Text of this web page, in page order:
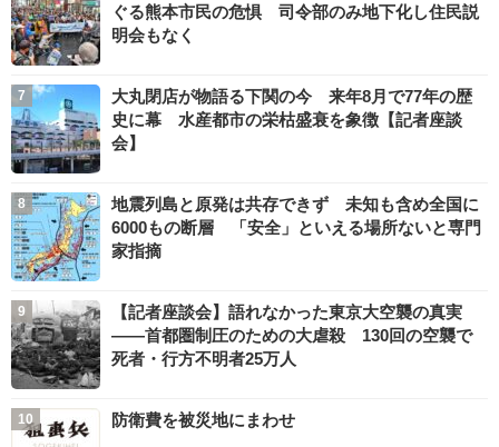
ぐる熊本市民の危惧 司令部のみ地下化し住民説
明会もなく
大丸閉店が物語る下関の今 来年8月で77年の歴
史に幕 水産都市の栄枯盛衰を象徴【記者座談
会】
地震列島と原発は共存できず 未知も含め全国に
6000もの断層 「安全」といえる場所ないと専門
家指摘
【記者座談会】語れなかった東京大空襲の真実
――首都圏制圧のための大虐殺 130回の空襲で
死者・行方不明者25万人
防衛費を被災地にまわせ